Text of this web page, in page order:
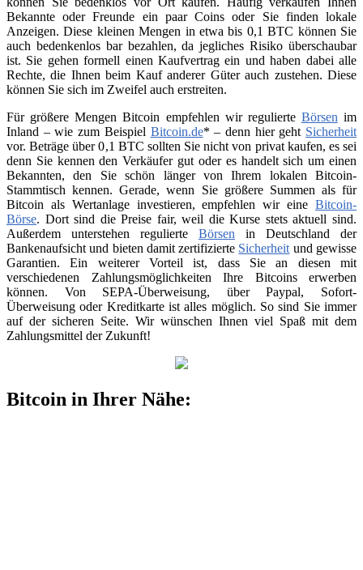
Bekannte oder Freunde ein paar Coins oder Sie finden lokale
Anzeigen. Diese kleinen Mengen in etwa bis 0,1 BTC können Sie
auch bedenkenlos bar bezahlen, da jegliches Risiko überschaubar
ist. Sie gehen formell einen Kaufvertrag ein und haben dabei alle
Rechte, die Ihnen beim Kauf anderer Güter auch zustehen. Diese
können Sie sich im Zweifel auch erstreiten.
Für größere Mengen Bitcoin empfehlen wir regulierte Börsen im
Inland – wie zum Beispiel Bitcoin.de* – denn hier geht Sicherheit
vor. Beträge über 0,1 BTC sollten Sie nicht von privat kaufen, es sei
denn Sie kennen den Verkäufer gut oder es handelt sich um einen
Bekannten, den Sie schön länger von Ihrem lokalen Bitcoin-
Stammtisch kennen. Gerade, wenn Sie größere Summen als für
Bitcoin als Wertanlage investieren, empfehlen wir eine Bitcoin-
Börse. Dort sind die Preise fair, weil die Kurse stets aktuell sind.
Außerdem unterstehen regulierte Börsen in Deutschland der
Bankenaufsicht und bieten damit zertifizierte Sicherheit und gewisse
Garantien. Ein weiterer Vorteil ist, dass Sie an diesen mit
verschiedenen Zahlungsmöglichkeiten Ihre Bitcoins erwerben
können. Von SEPA-Überweisung, über Paypal, Sofort-
Überweisung oder Kreditkarte ist alles möglich. So sind Sie immer
auf der sicheren Seite. Wir wünschen Ihnen viel Spaß mit dem
Zahlungsmittel der Zukunft!
Bitcoin in Ihrer Nähe: